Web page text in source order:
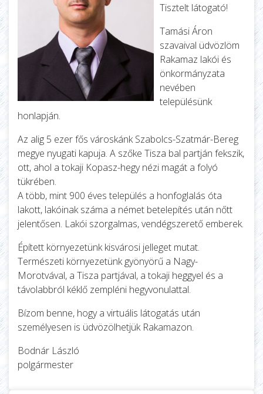
Tisztelt látogató!
Tamási Áron
szavaival üdvözlöm
Rakamaz lakói és
önkormányzata
nevében
településünk
honlapján.
Az alig 5 ezer fős városkánk Szabolcs-Szatmár-Bereg
megye nyugati kapuja. A szőke Tisza bal partján fekszik,
ott, ahol a tokaji Kopasz-hegy nézi magát a folyó
tükrében.
A több, mint 900 éves település a honfoglalás óta
lakott, lakóinak száma a német betelepítés után nőtt
jelentősen. Lakói szorgalmas, vendégszerető emberek.
Épített környezetünk kisvárosi jelleget mutat.
Természeti környezetünk gyönyörű a Nagy-
Morotvával, a Tisza partjával, a tokaji heggyel és a
távolabbról kéklő zempléni hegyvonulattal.
Bízom benne, hogy a virtuális látogatás után
személyesen is üdvözölhetjük Rakamazon.
Bodnár László
polgármester